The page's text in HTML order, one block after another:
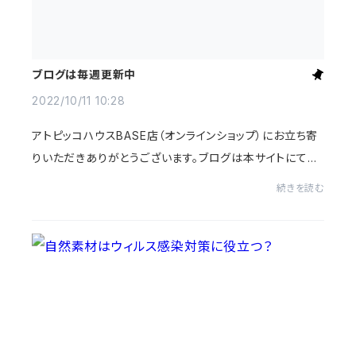
ブログは毎週更新中
2022/10/11 10:28
アトピッコハウスBASE店（オンラインショップ）にお立ち寄
りいただきありがとうございます。ブログは本サイトにて更
続きを読む